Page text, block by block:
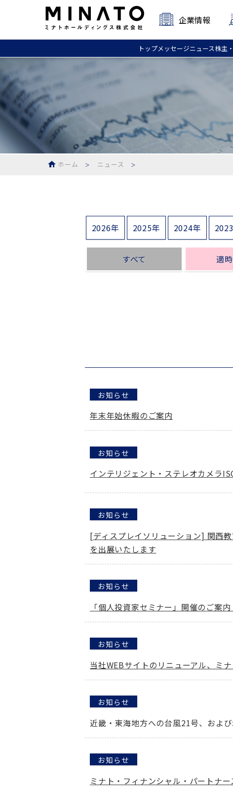
企業情報
トップメッセージニュース株主
ホーム ＞ ニュース ＞
2026年 2025年 2024年
すべて 適
お知らせ
年末年始休暇のご案内
お知らせ
インテリジェント・ステレオカメラ
お知らせ
[ディスプレイソリューション] 関西
を出展いたします
お知らせ
「個人投資家セミナー」開催のご案
お知らせ
当社WEBサイトのリニューアル、ミ
お知らせ
近畿・東海地方への台風21号、およ
お知らせ
ミナト・フィナンシャル・パートナ